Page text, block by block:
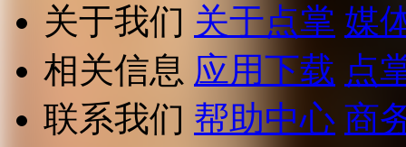
关于我们 关于点掌 媒
相关信息 应用下载 点
联系我们 帮助中心 商